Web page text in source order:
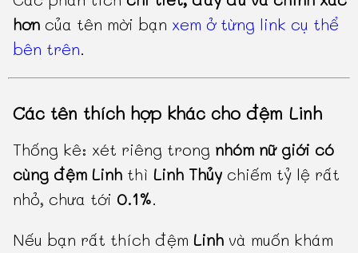
hơn của tên mời bạn xem ở từng link cụ thể
bên trên.
Các tên thích hợp khác cho đệm Linh
Thống kê: xét riêng trong nhóm nữ giới có
cùng đệm Linh thìLinh Thủy chiếm tỷ lệ rất
nhỏ, chưa tới0.1%.
Nếu bạn rất thích đệmLinh và muốn khám